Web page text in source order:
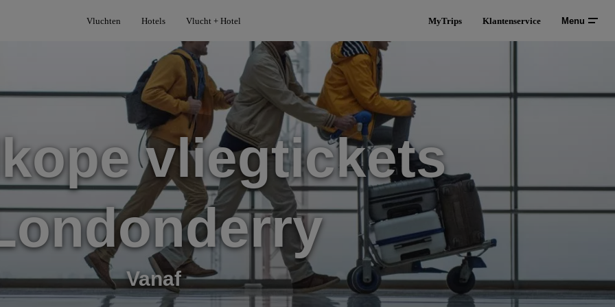
Vluchten Hotels Vlucht + Hotel MyTrips Klantenservice Menu
vliegtickets
Vanaf